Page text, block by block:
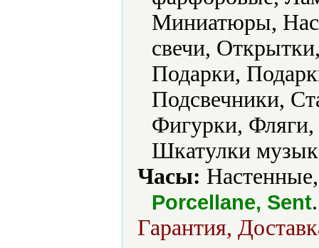
Миниатюры,
свечи,
Подарки,
Подсвечники,
Фигурки,
Шкатулки
Часы:
Porcellane, Sent.
Гарантия,